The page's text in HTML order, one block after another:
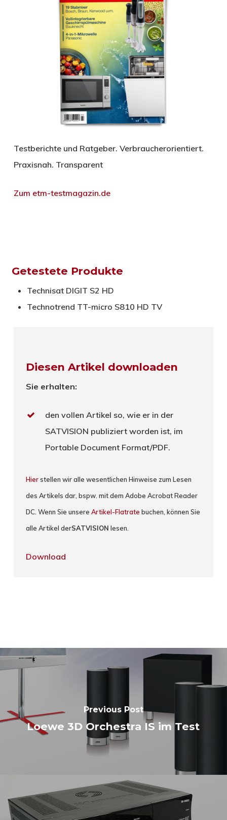
Testberichte und Ratgeber. Verbraucherorientiert.
Praxisnah. Transparent
Zum etm-testmagazin.de
Getestete Produkte
Technisat DIGIT S2 HD
Technotrend TT-micro S810 HD TV
Diesen Artikel downloaden
Sie erhalten:
den vollen Artikel so, wie er in der
SATVISION publiziert worden ist, im
Portable Document Format/PDF.
Hierstellen wir alle wesentlichen Hinweise zum Lesen
des Artikels dar, bspw. mit dem Adobe Acrobat Reader
DC. Wenn Sie unsereArtikel-Flatrate buchen, können Sie
alle Artikel derSATVISION lesen.
Download
Previous Post
Loewe 3D Orchestra IS im Test